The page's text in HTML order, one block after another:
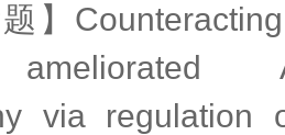
题】
via regulation